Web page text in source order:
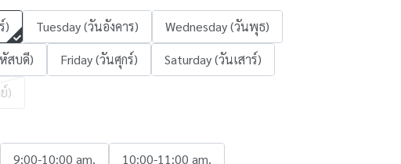
) Tuesday (วันอังคาร)
Wednesday (วันพุธ)
สบดี)
Friday (วันศุกร์)
Saturday (วันเสาร์)
)
9:00-10:00 am.
10:00-11:00 am.